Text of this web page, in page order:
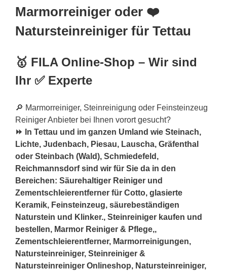
Marmorreiniger oder ❤️
Natursteinreiniger für Tettau
🥇 FILA Online-Shop – Wir sind
Ihr ✅ Experte
🔎 Marmorreiniger, Steinreinigung oder Feinsteinzeug
Reiniger Anbieter bei Ihnen vorort gesucht?
⏩ In Tettau und im ganzen Umland wie Steinach,
Lichte, Judenbach, Piesau, Lauscha, Gräfenthal
oder Steinbach (Wald), Schmiedefeld,
Reichmannsdorf sind wir für Sie da in den
Bereichen: Säurehaltiger Reiniger und
Zementschleierentferner für Cotto, glasierte
Keramik, Feinsteinzeug, säurebeständigen
Naturstein und Klinker., Steinreiniger kaufen und
bestellen, Marmor Reiniger & Pflege,,
Zementschleierentferner, Marmorreinigungen,
Natursteinreiniger, Steinreiniger &
Natursteinreiniger Onlineshop, Natursteinreiniger,